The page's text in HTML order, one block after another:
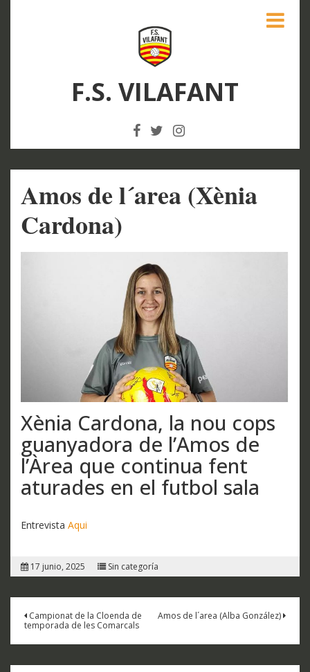
F.S. VILAFANT
Amos de l´area (Xènia
Cardona)
Xènia Cardona, la nou cops
guanyadora de l’Amos de
l’Àrea que continua fent
aturades en el futbol sala
Entrevista Aqui
17 junio, 2025 Sin categoría
Navegación
de
entradas
Campionat de la Cloenda de
temporada de les Comarcals
Amos de l´area (Alba González)